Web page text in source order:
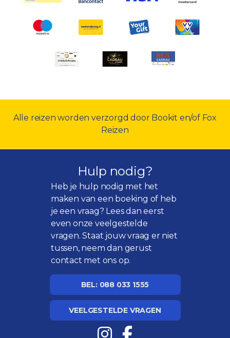
Alle reizen worden verzorgd door Bookit en/of Fox
Reizen
Hulp nodig?
Heb je hulp nodig met het
maken van een boeking of heb
je een vraag? Lees dan eerst
even onzeveelgestelde
vragen. Staat jouw vraag er niet
tussen, neem dan gerust
contact met ons op.
BEL: 088 033 1555
VEELGESTELDE VRAGEN